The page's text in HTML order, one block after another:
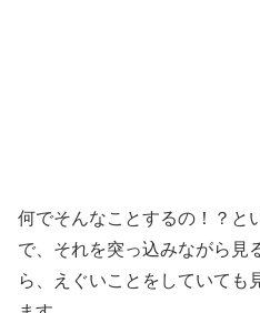
何でそんなことするの！？と
で、それを突っ込みながら見
ら、えぐいことをしていても